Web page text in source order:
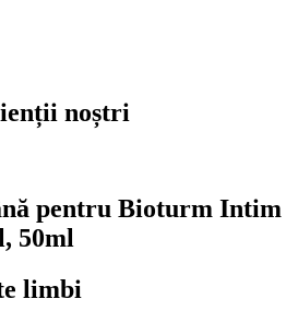
noștri
pentru Bioturm Intim
50ml
limbi